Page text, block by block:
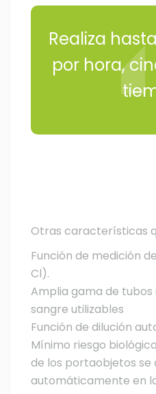
Realiza
por hora,
Otras características
Función de medición
Cl).
Amplia gama de
sangre utilizables
Función de dilución
Mínimo riesgo
de los portaobjetos se
automáticamente en